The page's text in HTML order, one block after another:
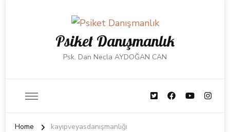
Psiket Danışmanlık
Psk. Dan Necla AYDOĞAN CAN
Home kayıpveyasdanışmanlığı